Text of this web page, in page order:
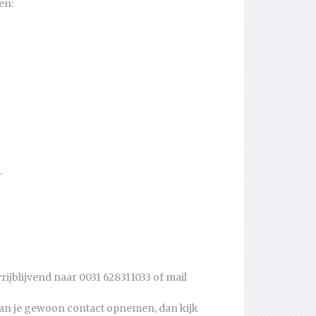
naar 0031 628311033 of mail
je gewoon contact opnemen, dan kijk